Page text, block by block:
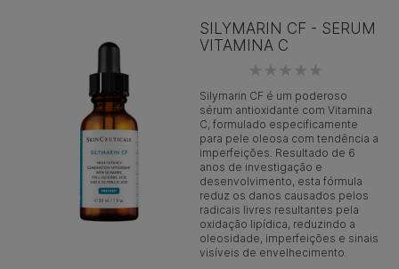
SILYMARIN CF - SÉRUM
VITAMINA C
Silymarin CF é um poderoso
sérum antioxidante com Vitamina
C, formulado especificamente
para pele oleosa com tendência a
imperfeições. Resultado de 6
anos de investigação e
desenvolvimento, esta fórmula
reduz os danos causados pelos
radicais livres resultantes pela
oxidação lipídica, reduzindo a
oleosidade, imperfeições e sinais
visíveis de envelhecimento.